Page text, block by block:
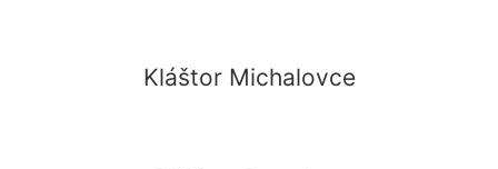
Kláštor Michalovce